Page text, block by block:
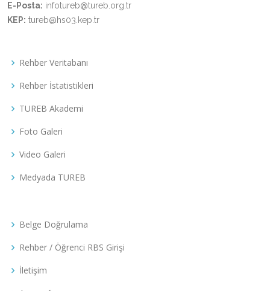
E-Posta: infotureb@tureb.org.tr
KEP: tureb@hs03.kep.tr
Rehber Veritabanı
Rehber İstatistikleri
TUREB Akademi
Foto Galeri
Video Galeri
Medyada TUREB
Belge Doğrulama
Rehber / Öğrenci RBS Girişi
İletişim